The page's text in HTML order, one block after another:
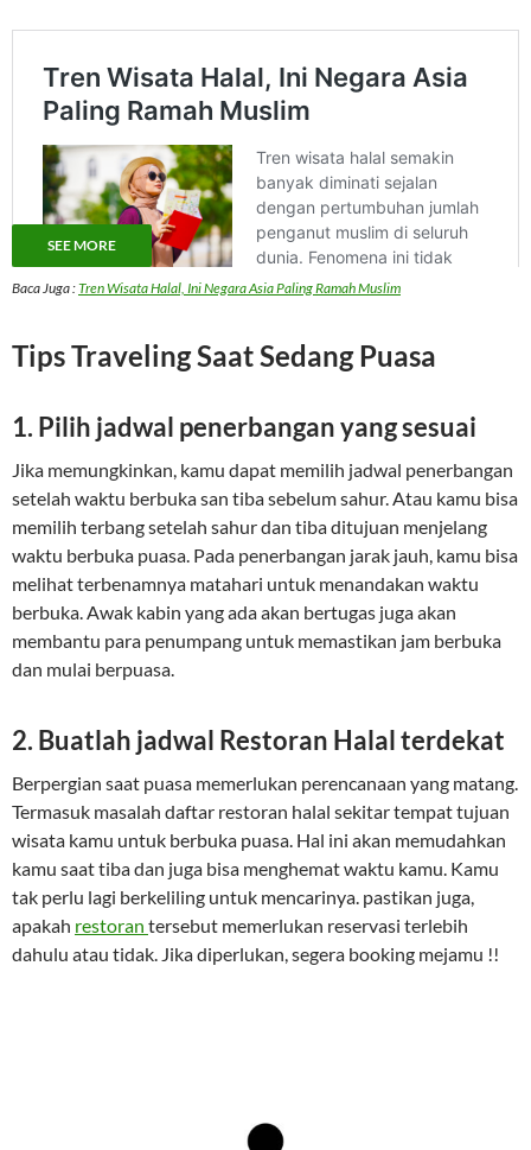
SEE MORE
Baca Juga :Tren Wisata Halal, Ini Negara Asia Paling Ramah Muslim
Tips Traveling Saat Sedang Puasa
1. Pilih jadwal penerbangan yang sesuai
Jika memungkinkan, kamu dapat memilih jadwal penerbangan
setelah waktu berbuka san tiba sebelum sahur. Atau kamu bisa
memilih terbang setelah sahur dan tiba ditujuan menjelang
waktu berbuka puasa. Pada penerbangan jarak jauh, kamu bisa
melihat terbenamnya matahari untuk menandakan waktu
berbuka. Awak kabin yang ada akan bertugas juga akan
membantu para penumpang untuk memastikan jam berbuka
dan mulai berpuasa.
2. Buatlah jadwal Restoran Halal terdekat
Berpergian saat puasa memerlukan perencanaan yang matang.
Termasuk masalah daftar restoran halal sekitar tempat tujuan
wisata kamu untuk berbuka puasa. Hal ini akan memudahkan
kamu saat tiba dan juga bisa menghemat waktu kamu. Kamu
tak perlu lagi berkeliling untuk mencarinya. pastikan juga,
apakah restoran tersebut memerlukan reservasi terlebih
dahulu atau tidak. Jika diperlukan, segera booking mejamu !!